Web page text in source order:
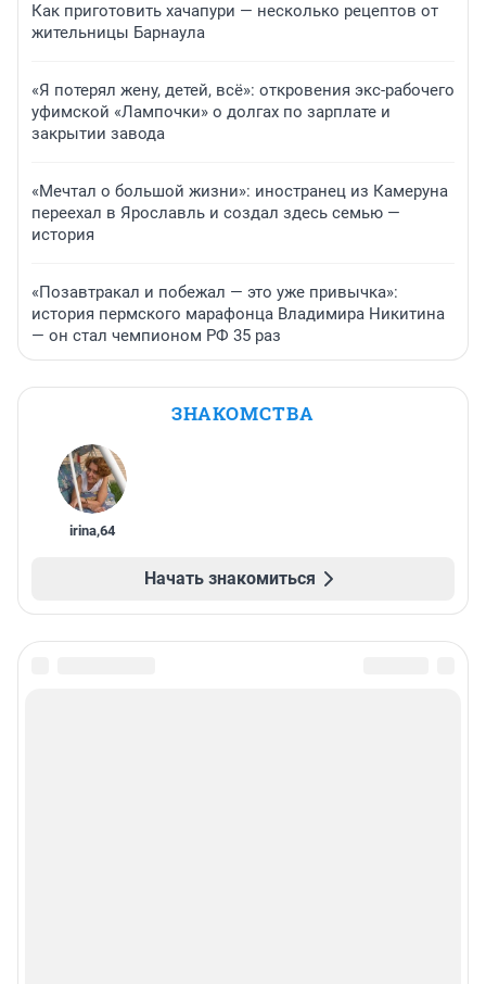
Как приготовить хачапури — несколько рецептов от
жительницы Барнаула
«Я потерял жену, детей, всё»: откровения экс-рабочего
уфимской «Лампочки» о долгах по зарплате и
закрытии завода
«Мечтал о большой жизни»: иностранец из Камеруна
переехал в Ярославль и создал здесь семью —
история
«Позавтракал и побежал — это уже привычка»:
история пермского марафонца Владимира Никитина
— он стал чемпионом РФ 35 раз
ЗНАКОМСТВА
irina,64
Начать знакомиться